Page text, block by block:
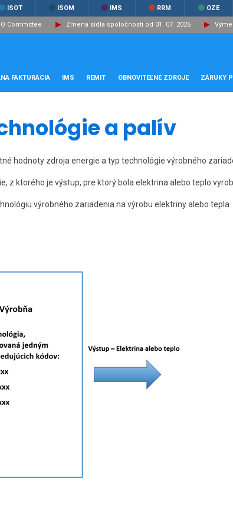
ISOT ISOM IMS RRM OZE
Committee Zmena sídla spoločnosti od 01. 07. 2026
FAKTURÁCIA IMS REMIT OBNOVITEĽNÉ ZDROJE ZÁRUKY
a palív
hodnoty zdroja energie a typ technológie výrobného
z ktorého je výstup, pre ktorý bola elektrina alebo teplo
výrobného zariadenia na výrobu elektriny alebo tepla.